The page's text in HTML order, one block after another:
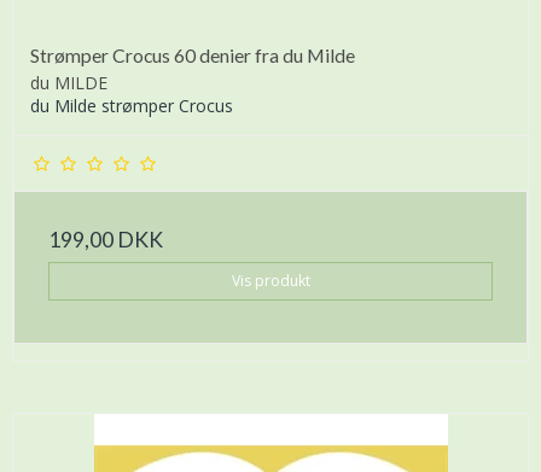
Strømper Crocus 60 denier fra du Milde
du MILDE
du Milde strømper Crocus
199,00 DKK
Vis produkt